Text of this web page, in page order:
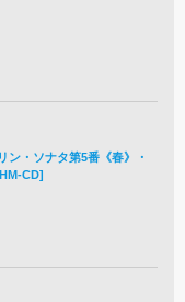
ン・ソナタ第5番《春》・
CD]